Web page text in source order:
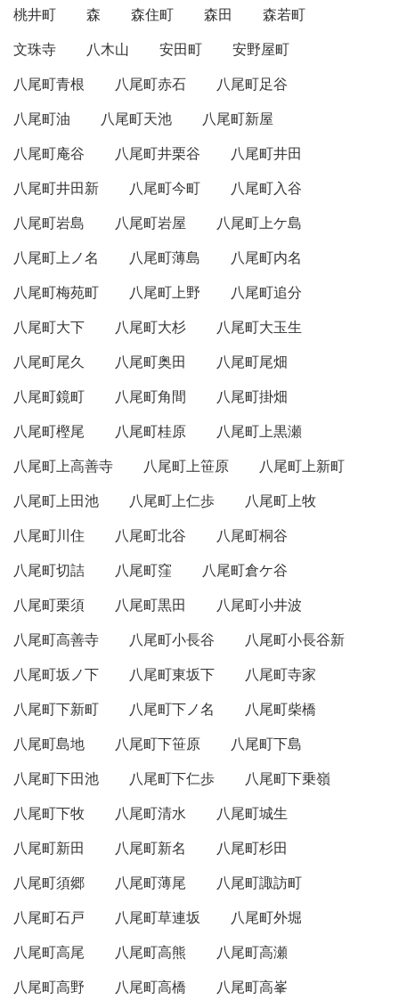
桃井町 森 森住町 森田
森若町
文珠寺
八木山 安田町
安野屋町
八尾町青根
八尾町赤石
八尾町足谷
八尾町油
八尾町天池
八尾町新屋
八尾町庵谷
八尾町井栗谷
八尾町井田
八尾町井田新
八尾町今町
八尾町入谷
八尾町岩島
八尾町岩屋
八尾町上ケ島
八尾町上ノ名
八尾町薄島
八尾町内名
八尾町梅苑町
八尾町上野
八尾町追分
八尾町大下
八尾町大杉
八尾町大玉生
八尾町尾久
八尾町奥田
八尾町尾畑
八尾町鏡町
八尾町角間
八尾町掛畑
八尾町樫尾
八尾町桂原
八尾町上黒瀬
八尾町上高善寺
八尾町上笹原
八尾町上新町
八尾町上田池
八尾町上仁歩
八尾町上牧
八尾町川住
八尾町北谷
八尾町桐谷
八尾町切詰
八尾町窪
八尾町倉ケ谷
八尾町栗須
八尾町黒田
八尾町小井波
八尾町高善寺
八尾町小長谷
八尾町小長谷新
八尾町坂ノ下
八尾町東坂下
八尾町寺家
八尾町下新町
八尾町下ノ名
八尾町柴橋
八尾町島地
八尾町下笹原
八尾町下島
八尾町下田池
八尾町下仁歩
八尾町下乗嶺
八尾町下牧
八尾町清水
八尾町城生
八尾町新田
八尾町新名
八尾町杉田
八尾町須郷
八尾町薄尾
八尾町諏訪町
八尾町石戸
八尾町草連坂
八尾町外堀
八尾町高尾
八尾町高熊
八尾町高瀬
八尾町高野
八尾町高橋
八尾町高峯